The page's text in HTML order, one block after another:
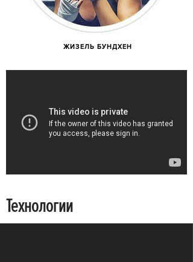
ЖИЗЕЛЬ БУНДХЕН
Технологии